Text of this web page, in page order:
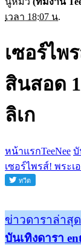
เวลา 18:07 น.
เซอร์ไพ
สินสอด
ลิเก
หน้าแรกTeeNee บั
เซอร์ไพรส์! พระเ
ข่าวดาราล่าสุด
บันเทิงดารา